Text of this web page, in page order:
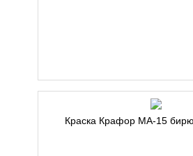
Краска Крафор МА-15